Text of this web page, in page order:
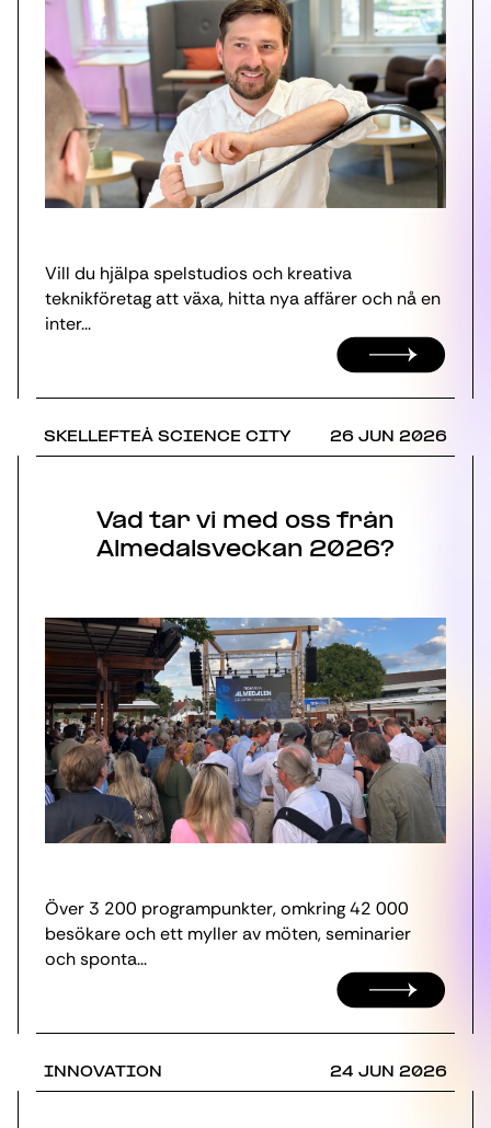
Vill du hjälpa spelstudios och kreativa
teknikföretag att växa, hitta nya affärer och nå en
inter...
SKELLEFTEÅ SCIENCE CITY 26 JUN 2026
Vad tar vi med oss från
Almedalsveckan 2026?
Över 3 200 programpunkter, omkring 42 000
besökare och ett myller av möten, seminarier
och sponta...
INNOVATION 24 JUN 2026